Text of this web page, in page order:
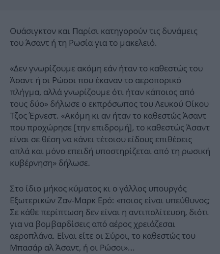
Ουάσιγκτον και Παρίσι κατηγορούν τις δυνάμεις
του Άσαντ ή τη Ρωσία για το μακελειό.
«Δεν γνωρίζουμε ακόμη εάν ήταν το καθεστώς του
Άσαντ ή οι Ρώσοι που έκαναν το αεροπορικό
πλήγμα, αλλά γνωρίζουμε ότι ήταν κάποιος από
τους δύο» δήλωσε ο εκπρόσωπος του Λευκού Οίκου
Τζος Έρνεστ. «Ακόμη κι αν ήταν το καθεστώς Άσαντ
που προχώρησε [την επιδρομή], το καθεστώς Άσαντ
είναι σε θέση να κάνει τέτοιου είδους επιθέσεις
απλά και μόνο επειδή υποστηρίζεται από τη ρωσική
κυβέρνηση» δήλωσε.
Στο ίδιο μήκος κύματος κι ο γάλλος υπουργός
Εξωτερικών Ζαν-Μαρκ Ερό: «ποιος είναι υπεύθυνος;
Σε κάθε περίπτωση δεν είναι η αντιπολίτευση, διότι
για να βομβαρδίσεις από αέρος χρειάζεσαι
αεροπλάνα. Είναι είτε οι Σύροι, το καθεστώς του
Μπασάρ αλ Άσαντ, ή οι Ρώσοι»...